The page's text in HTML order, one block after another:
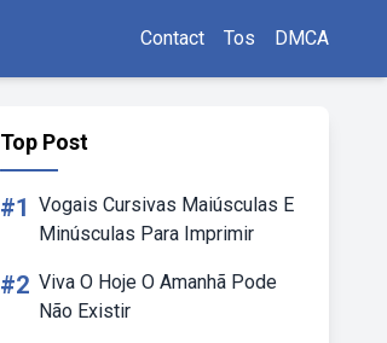
Contact Tos DMCA
Top Post
#1 Vogais Cursivas Maiúsculas E
Minúsculas Para Imprimir
#2 Viva O Hoje O Amanhã Pode
Não Existir